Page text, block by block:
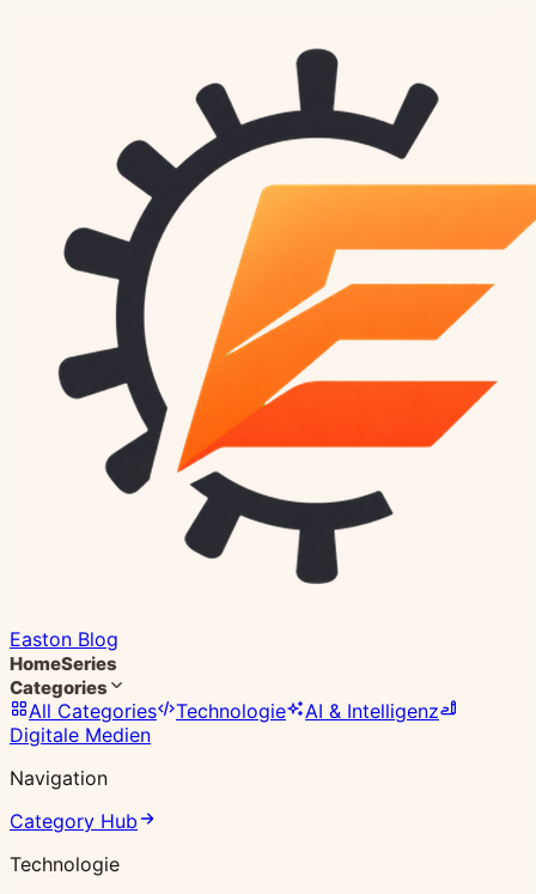
Easton Blog
HomeSeries
Categories
All Categories Technologie
AI & Intelligenz
Digitale Medien
Navigation
Category Hub
Technologie